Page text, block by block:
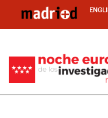
contenido